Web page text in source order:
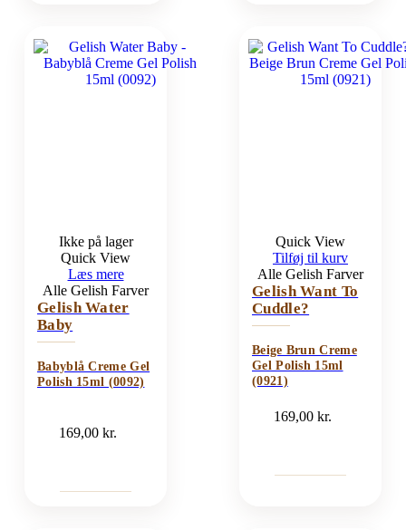
Ikke på lager
Quick View
Læs mere
Alle Gelish Farver
Gelish Water
Baby
Babyblå Creme Gel
Polish 15ml (0092)
169,00kr.
Quick View
Tilføj til kurv
Alle Gelish Farver
Gelish Want To
Cuddle?
Beige Brun Creme
Gel Polish 15ml
(0921)
169,00kr.